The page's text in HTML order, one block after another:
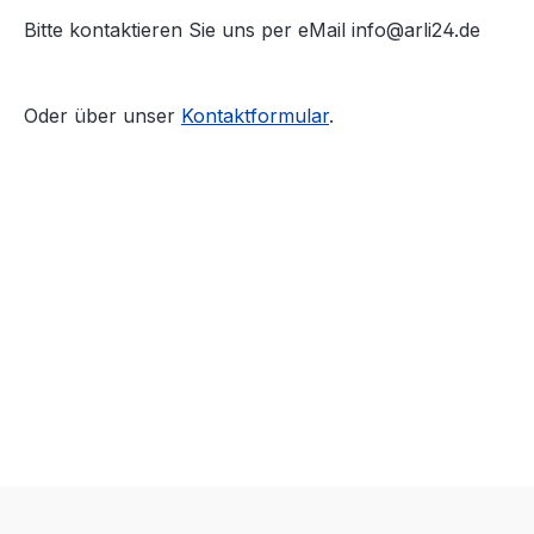
die
(1/4“
den
Tasten
an der
Bitte kontaktieren Sie uns per eMail info@arli24.de
Oder über unser Kontaktformular.